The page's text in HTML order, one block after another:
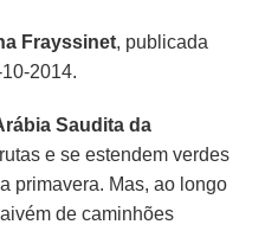
Frayssinet, publicada
2014.
Saudita da
e se estendem verdes
primavera. Mas, ao longo
de caminhões